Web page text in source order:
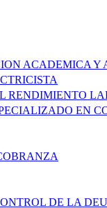
ACADEMICA Y
RENDIMIENTO
EN
DE LA